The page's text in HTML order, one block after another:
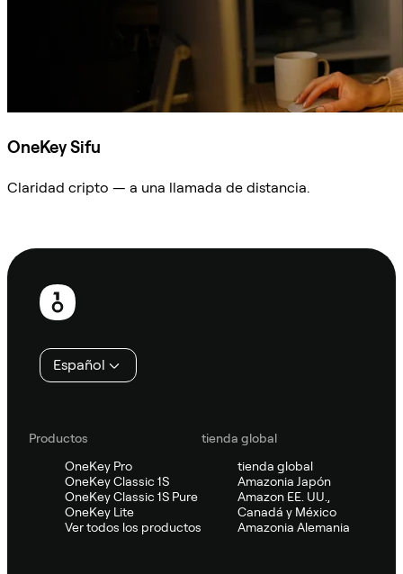
OneKey Sifu
Claridad cripto — a una llamada de distancia.
Pie
página
Español
Productos
OneKey Pro
OneKey Classic 1S
OneKey Classic 1S Pure
OneKey Lite
Ver todos los productos
tienda global
tienda global
Amazonia Japón
Amazon EE. UU.,
Canadá y México
Amazonia Alemania